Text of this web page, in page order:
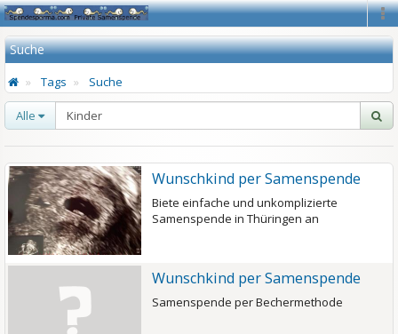
Suche
Tags Suche
Alle
Wunschkind per Samenspende
Biete einfache und unkomplizierte
Samenspende in Thüringen an
Wunschkind per Samenspende
Samenspende per Bechermethode